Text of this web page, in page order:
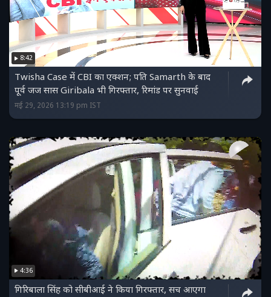
8:42
Twisha Case में CBI का एक्शन; पति Samarth के बाद
पूर्व जज सास Giribala भी गिरफ्तार, रिमांड पर सुनवाई
मई 29, 2026 13:19 pm IST
4:36
गिरिबाला सिंह को सीबीआई ने किया गिरफ्तार, सच आएगा